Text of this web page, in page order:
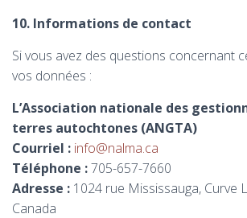
10. Informations de contact
Si vous avez des questions concernant
vos données :
L’Association nationale des
terres autochtones (ANGTA)
Courriel : info@nalma.ca
Téléphone :705-657-7660
Adresse : 1024 rue Mississauga, Curve
Canada